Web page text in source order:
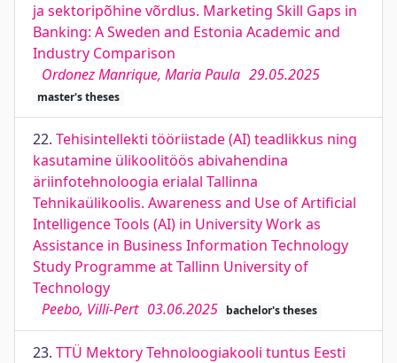
ja sektoripõhine võrdlus. Marketing Skill Gaps in
Banking: A Sweden and Estonia Academic and
Industry Comparison
Ordonez Manrique, Maria Paula 29.05.2025
master's theses
22. Tehisintellekti tööriistade (AI) teadlikkus ning
kasutamine ülikoolitöös abivahendina
äriinfotehnoloogia erialal Tallinna
Tehnikaülikoolis. Awareness and Use of Artificial
Intelligence Tools (AI) in University Work as
Assistance in Business Information Technology
Study Programme at Tallinn University of
Technology
Peebo, Villi-Pert 03.06.2025 bachelor's theses
23. TTÜ Mektory Tehnoloogiakooli tuntus Eesti